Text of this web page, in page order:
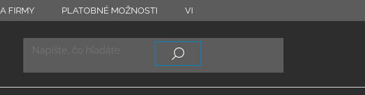
FIRMY PLATOBNÉ MOŽNOSTI VRÁTENIE TOVARU